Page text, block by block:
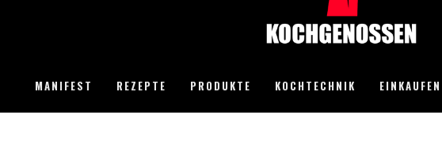
MANIFEST REZEPTE PRODUKTE KOCHTECHNIK EINKAUFEN